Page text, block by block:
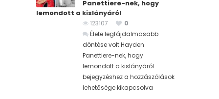
Panettiere-nek, hogy
lemondott a kislányáról
123107
0
Élete legfájdalmasabb
döntése volt Hayden
Panettiere-nek, hogy
lemondott a kislányáról
bejegyzéshez a hozzászólások
lehetősége kikapcsolva